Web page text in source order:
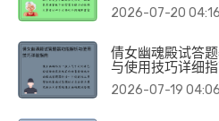
2026-07-20
倩女幽魂殿试答
与使用技巧详细
2026-07-19